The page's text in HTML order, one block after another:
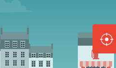
Épuisé